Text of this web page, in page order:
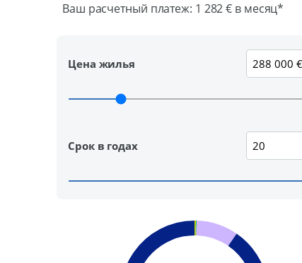
Ваш расчетный платеж: 1 282 € в месяц*
Цена жилья
Срок в годах